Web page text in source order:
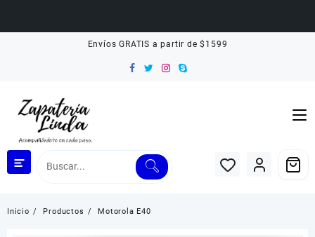
Envíos GRATIS a partir de $1599
Inicio Productos Motorola E40